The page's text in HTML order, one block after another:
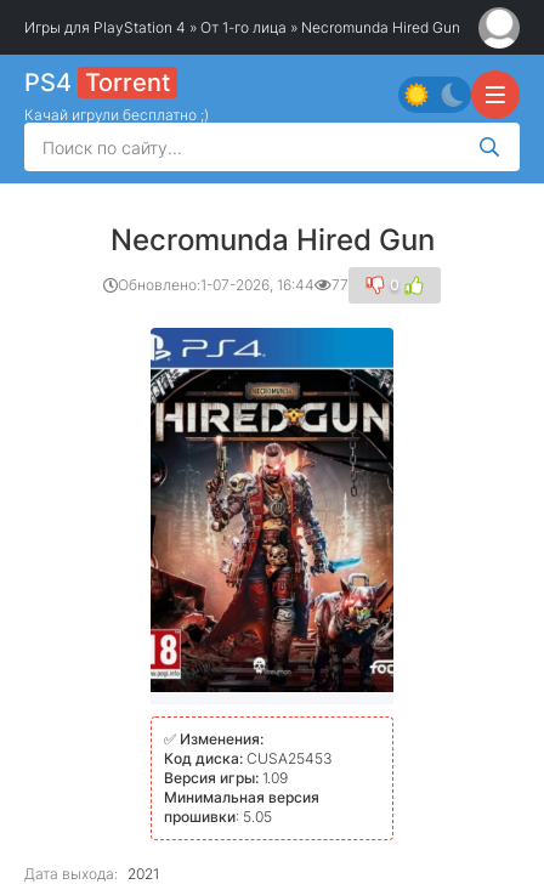
Игры для PlayStation 4 » От 1-го лица » Necromunda Hired Gun
PS4 Torrent
Качай игрули бесплатно ;)
Necromunda Hired Gun
Обновлено:1-07-2026, 16:44 77 0
✅ Изменения:
Код диска: CUSA25453
Версия игры: 1.09
Минимальная версия
прошивки: 5.05
Дата выхода:
2021